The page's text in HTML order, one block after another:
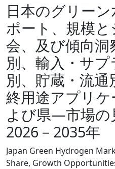
日本のグリー
ポート、規模
会、及び傾向
別、輸入・サ
別、貯蔵・流
終用途アプリ
よび県―市場の
2026－2035年
Japan Green Hydrogen
Share, Growth